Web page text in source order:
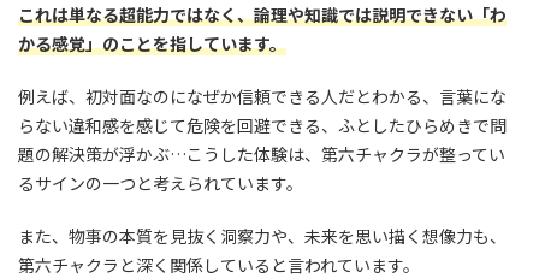
これは単なる超能力ではなく、論理や知識では説明できない「わ
かる感覚」のことを指しています。
例えば、初対面なのになぜか信頼できる人だとわかる、言葉にな
らない違和感を感じて危険を回避できる、ふとしたひらめきで問
題の解決策が浮かぶ…こうした体験は、第六チャクラが整ってい
るサインの一つと考えられています。
また、物事の本質を見抜く洞察力や、未来を思い描く想像力も、
第六チャクラと深く関係していると言われています。